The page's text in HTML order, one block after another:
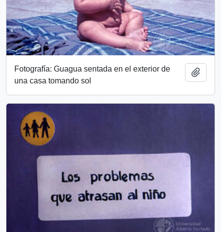
Fotografía: Guagua sentada en el exterior de
una casa tomando sol